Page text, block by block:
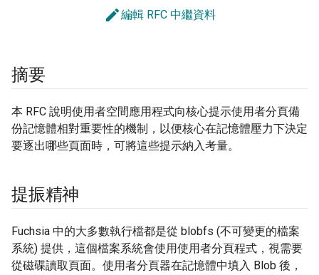
edit編輯 RFC 中繼資料
摘要
本 RFC 說明使用者空間應用程式向核心提示使用者分頁備
份記憶體相對重要性的機制，以便核心在記憶體壓力下決定
要逐出哪些頁面時，可將這些提示納入考量。
提振精神
Fuchsia 中的大多數執行檔都是從 blobfs (不可變更的檔案
系統) 提供，這個檔案系統會使用使用者分頁程式，視需要
從磁碟讀取頁面。使用者分頁器在記憶體中填入 Blob 後，